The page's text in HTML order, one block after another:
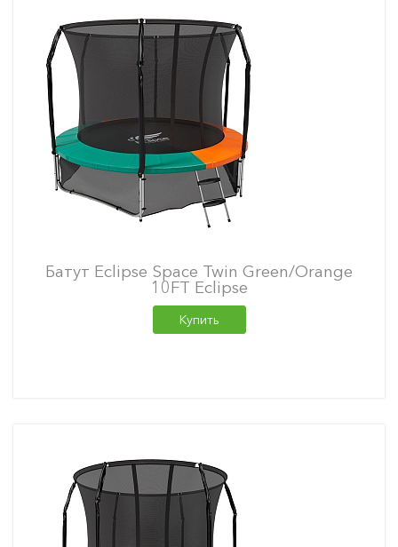
Батут Eclipse Space Twin Green/Orange
10FT Eclipse
Купить